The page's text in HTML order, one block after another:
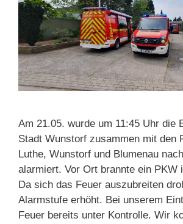
Am 21.05. wurde um 11:45 Uhr die
Stadt Wunstorf zusammen mit den
Luthe, Wunstorf und Blumenau
alarmiert. Vor Ort brannte ein PKW
Da sich das Feuer auszubreiten
Alarmstufe erhöht. Bei unserem
Feuer bereits unter Kontrolle. Wir